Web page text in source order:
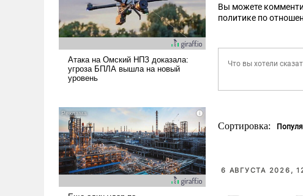
Вы можете
политике по
Сортировка:
6 АВГУСТА 2026,